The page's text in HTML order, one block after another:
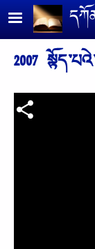
Skip to main
2007